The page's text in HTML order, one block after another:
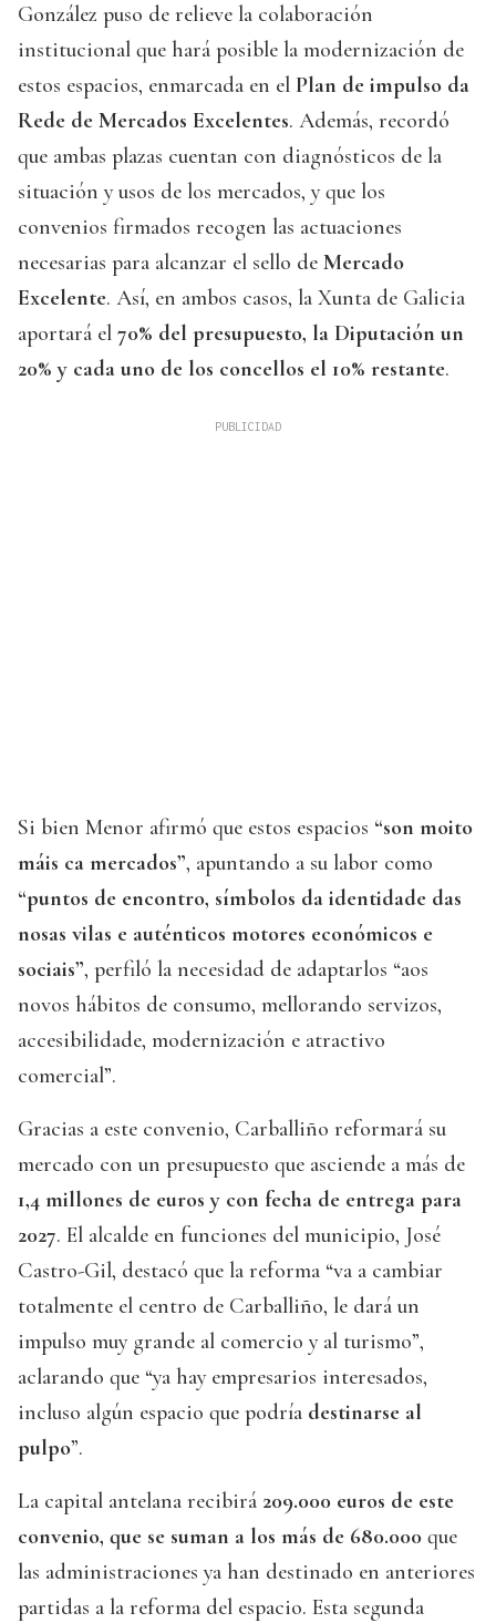
González puso de relieve la colaboración
institucional que hará posible la modernización de
estos espacios, enmarcada en el Plan de impulso da
Rede de Mercados Excelentes. Además, recordó
que ambas plazas cuentan con diagnósticos de la
situación y usos de los mercados, y que los
convenios firmados recogen las actuaciones
necesarias para alcanzar el sello de Mercado
Excelente. Así, en ambos casos, la Xunta de Galicia
aportará el 70% del presupuesto, la Diputación un
20% y cada uno de los concellos el 10% restante.
Si bien Menor afirmó que estos espacios “son moito
máis ca mercados”, apuntando a su labor como
“puntos de encontro, símbolos da identidade das
nosas vilas e auténticos motores económicos e
sociais”, perfiló la necesidad de adaptarlos “aos
novos hábitos de consumo, mellorando servizos,
accesibilidade, modernización e atractivo
comercial”.
Gracias a este convenio, Carballiño reformará su
mercado con un presupuesto que asciende a más de
1,4 millones de euros y con fecha de entrega para
2027. El alcalde en funciones del municipio, José
Castro-Gil, destacó que la reforma “va a cambiar
totalmente el centro de Carballiño, le dará un
impulso muy grande al comercio y al turismo”,
aclarando que “ya hay empresarios interesados,
incluso algún espacio que podría destinarse al
pulpo”.
La capital antelana recibirá 209.000 euros de este
convenio, que se suman a los más de 680.000 que
las administraciones ya han destinado en anteriores
partidas a la reforma del espacio. Esta segunda